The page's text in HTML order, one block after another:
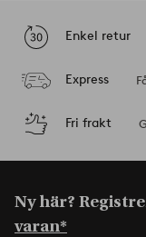
Enkel retur
Express
Fri frakt
Ny här?
varan*